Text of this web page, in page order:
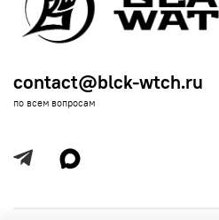
contact@blck-wtch.ru
по всем вопросам